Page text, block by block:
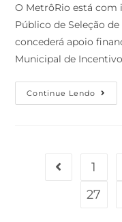
O MetrôRio está com
Público de Seleção
concederá apoio
Municipal de
Continue Lendo
1
27